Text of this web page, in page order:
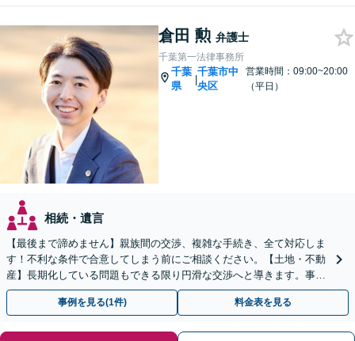
倉田 勲 弁護士
千葉第一法律事務所
千葉
県
|
千葉市中
央区
営業時間：09:00~20:00
（平日）
相続・遺言
【最後まで諦めません】親族間の交渉、複雑な手続き、全て対応しま
す！不利な条件で合意してしまう前にご相談ください。【土地・不動
産】長期化している問題もできる限り円滑な交渉へと導きます。事業
承継／相続放棄も対応可能。【JR千葉駅近く】駐車場あり
事例を見る(1件) 料金表を見る